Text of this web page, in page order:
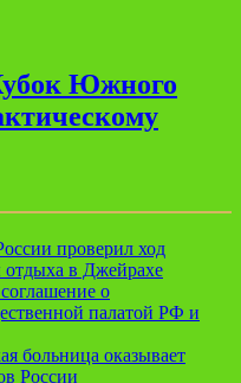
Южного
проверил ход
отдыха в Джейрахе
о
палатой РФ и
больница оказывает
России